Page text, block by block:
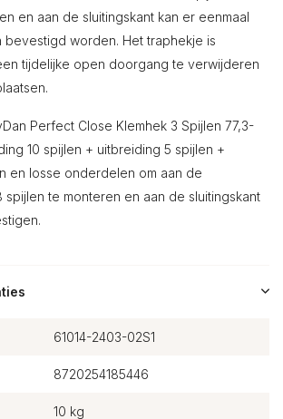
en aan de sluitingskant kan er eenmaal
bevestigd worden. Het traphekje is
tijdelijke open doorgang te verwijderen
Perfect Close Klemhek 3 Spijlen 77,3-
10 spijlen + uitbreiding 5 spijlen +
en losse onderdelen om aan de
spijlen te monteren en aan de sluitingskant
61014-2403-02S1
8720254185446
10 kg